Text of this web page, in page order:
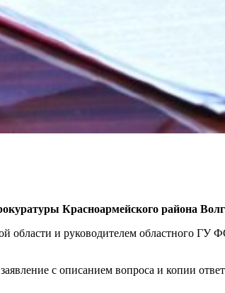
Красноармейского района
области и руководителем областного
с описанием вопроса и копии